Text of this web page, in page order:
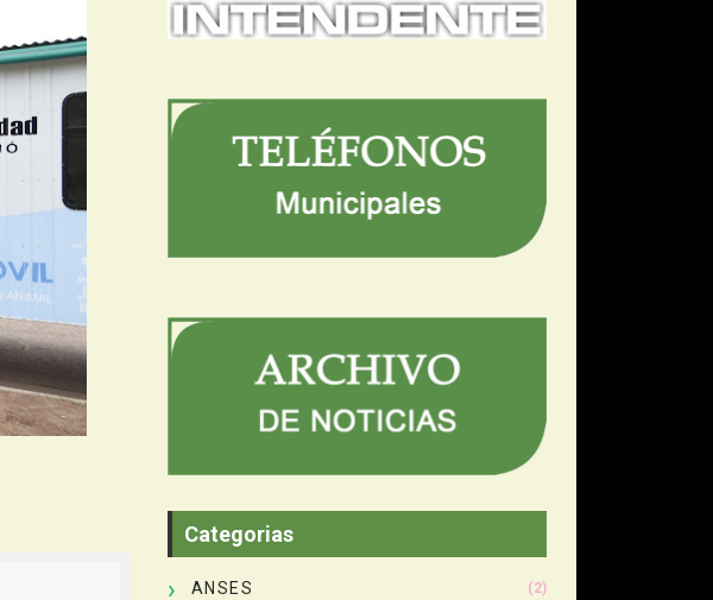
Categorias
ANSES (2)